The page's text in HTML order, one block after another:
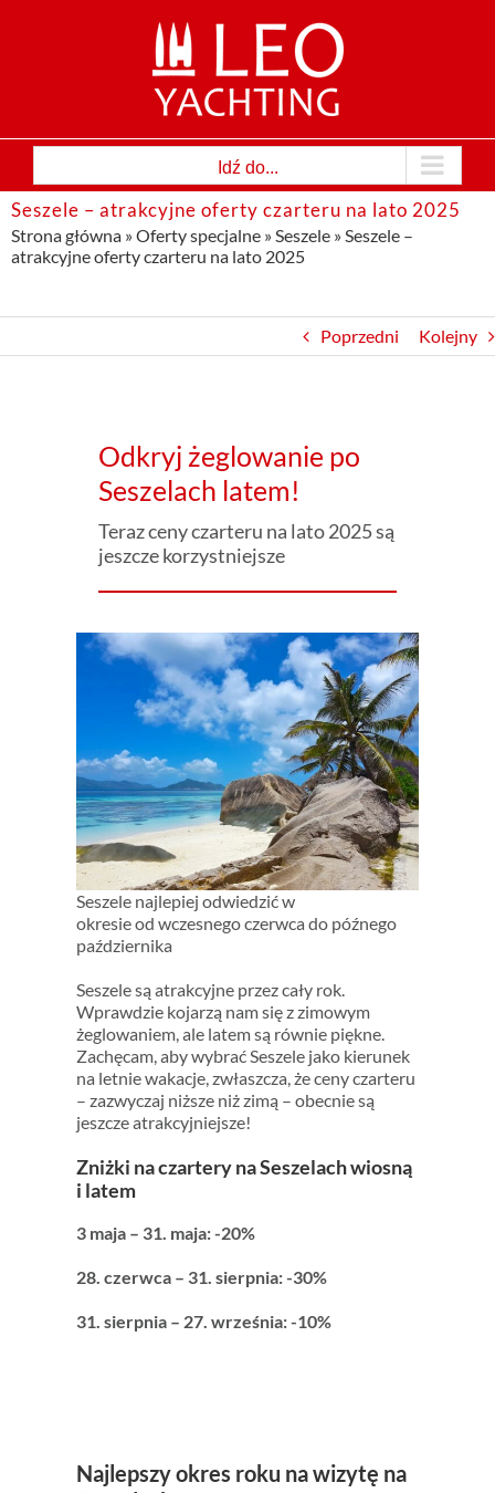
Idź do...
Seszele – atrakcyjne oferty czarteru na lato 2025
Strona główna »Oferty specjalne »Seszele »Seszele –
atrakcyjne oferty czarteru na lato 2025
Poprzedni Kolejny
Odkryj żeglowanie po
Seszelach latem!
Teraz ceny czarteru na lato 2025 są
jeszcze korzystniejsze
Seszele najlepiej odwiedzić w
okresie od wczesnego czerwca do późnego
października
Seszele są atrakcyjne przez cały rok.
Wprawdzie kojarzą nam się z zimowym
żeglowaniem, ale latem są równie piękne.
Zachęcam, aby wybrać Seszele jako kierunek
na letnie wakacje, zwłaszcza, że ceny czarteru
– zazwyczaj niższe niż zimą – obecnie są
jeszcze atrakcyjniejsze!
Zniżki na czartery na Seszelach wiosną
i latem
3 maja – 31. maja: -20%
28. czerwca – 31. sierpnia: -30%
31. sierpnia – 27. września: -10%
Najlepszy okres roku na wizytę na